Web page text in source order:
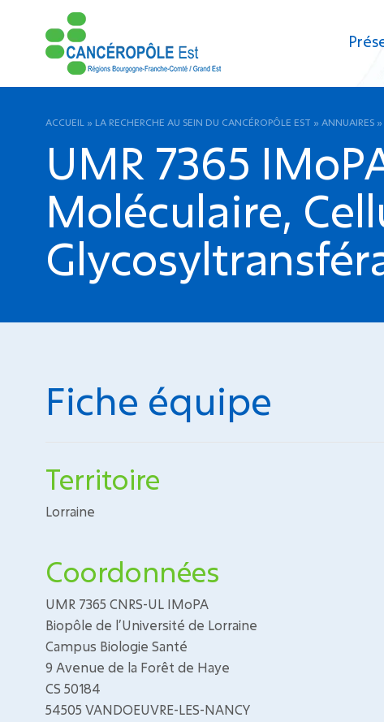
ACCUEIL » LA RECHERCHE AU SEIN DU CANCÉROPÔLE EST » ANNUAIRES »
UMR 7365
Moléculaire,
Fiche équipe
Territoire
Lorraine
Coordonnées
UMR 7365 CNRS-UL IMoPA
Biopôle de l’Université de Lorraine
Campus Biologie Santé
9 Avenue de la Forêt de Haye
CS 50184
54505 VANDOEUVRE-LES-NANCY